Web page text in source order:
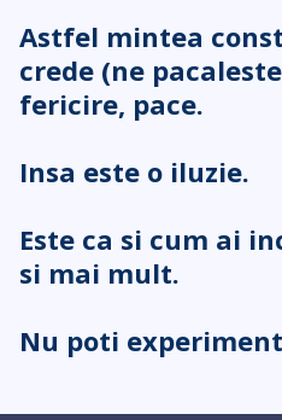
Astfel mintea
crede (ne
fericire, pace.
Insa este o iluzie.
Este ca si cum ai
si mai mult.
Nu poti